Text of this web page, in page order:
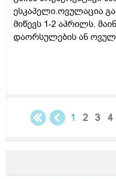
ესკაპელი.ოვულაცია
მიწევს 1-2 აპრილს.
დაორსულების ან
კვებაზე მყავს ბავშვი
1 2 3 4